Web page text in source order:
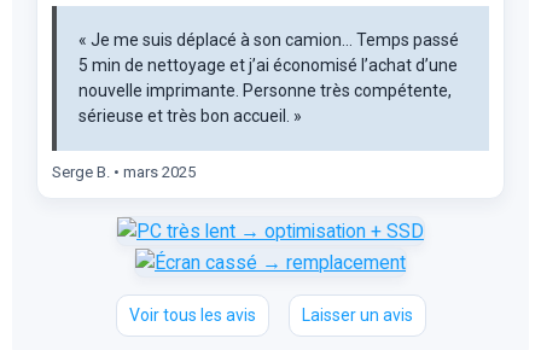
« Je me suis déplacé à son camion… Temps passé
5 min de nettoyage et j’ai économisé l’achat d’une
nouvelle imprimante. Personne très compétente,
sérieuse et très bon accueil. »
Serge B. • mars 2025
Voir tous les avis Laisser un avis